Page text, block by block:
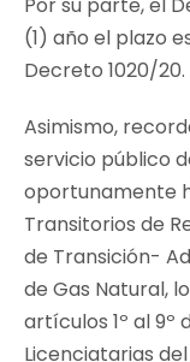
(1) año el plazo
Decreto 1020/20.
Asimismo,
servicio público
oportunamente
Transitorios de
de Transición-
de Gas Natural,
artículos 1º al 9º
Licenciatarias